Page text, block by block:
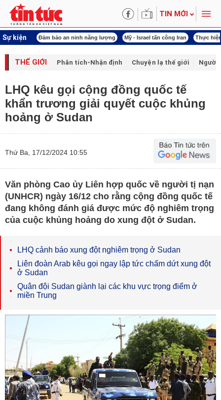
TIN MỚI
Sự kiện
khóa XVI Đảm bảo an ninh năng lượng Mỹ - Israel tấn công Iran Thực
THẾ GIỚI Phân tích-Nhận định Chuyện lạ thế giới Người
LHQ kêu gọi cộng đồng quốc tế
khẩn trương giải quyết cuộc khủng
hoảng ở Sudan
Thứ Ba, 17/12/2024 10:55
Văn phòng Cao ủy Liên hợp quốc về người tị nạn
(UNHCR) ngày 16/12 cho rằng cộng đồng quốc tế
đang không đánh giá được mức độ nghiêm trọng
của cuộc khủng hoảng do xung đột ở Sudan.
LHQ cảnh báo xung đột nghiêm trọng ở Sudan
Liên đoàn Arab kêu gọi ngay lập tức chấm dứt xung đột
ở Sudan
Quân đội Sudan giành lại các khu vực trọng điểm ở
miền Trung